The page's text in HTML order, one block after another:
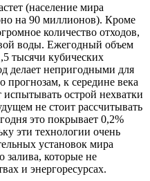
(население мира
на 90 миллионов). Кроме
количество отходов,
воды. Ежегодный объем
тысячи кубических
делает непригодными для
к середине века
острой нехватки
не стоит рассчитывать
это покрывает 0,2%
эти технологии очень
установок мира
залива, которые не
и энергоресурсах.